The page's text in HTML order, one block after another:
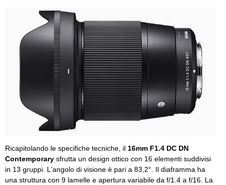
Ricapitolando le specifiche tecniche, il 16mm F1.4 DC DN
Contemporary sfrutta un design ottico con 16 elementi suddivisi
in 13 gruppi. L'angolo di visione è pari a 83,2°. Il diaframma ha
una struttura con 9 lamelle e apertura variabile da f/1.4 a f/16. La